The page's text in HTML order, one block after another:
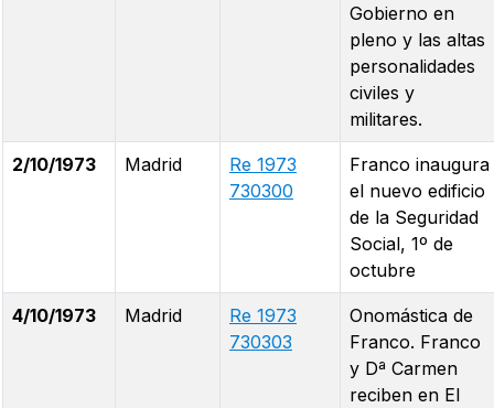
Gobierno en
pleno y las altas
personalidades
civiles y
militares.
2/10/1973 Madrid
Re 1973
730300
Franco inaugura
el nuevo edificio
de la Seguridad
Social, 1º de
octubre
4/10/1973 Madrid
Re 1973
730303
Onomástica de
Franco. Franco
y Dª Carmen
reciben en El